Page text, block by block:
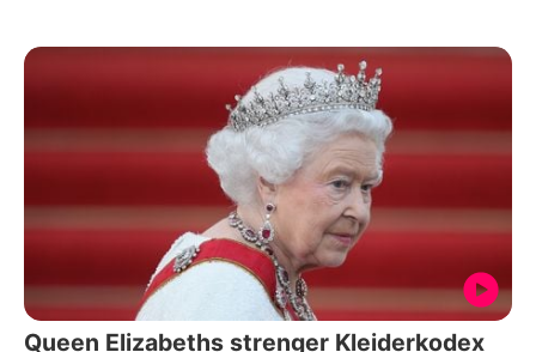
Queen Elizabeths strenger Kleiderkodex